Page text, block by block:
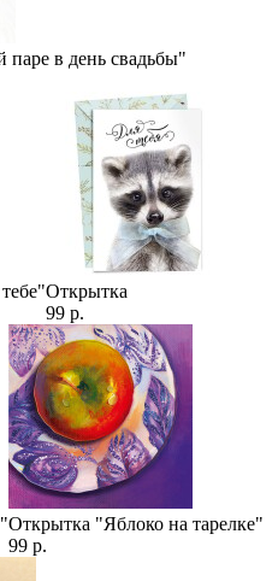
в день свадьбы"
Открытка
99 р.
Открытка "Яблоко на тарелке"
99 р.